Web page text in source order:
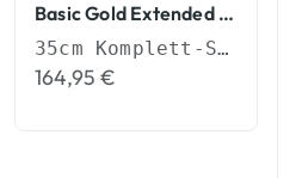
Basic Gold Extended Glasbong
35cm Komplett-Set (NS 19) mit Aktivkohle-Adapter & Eiskerben.
164,95€